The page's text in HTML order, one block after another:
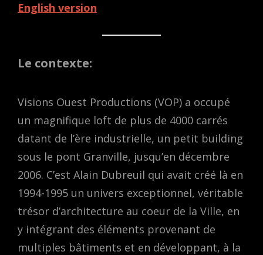
English version
Le contexte:
Visions Ouest Productions (VOP) a occupé
un magnifique loft de plus de 4000 carrés
datant de l’ère industrielle, un petit building
sous le pont Granville, jusqu’en décembre
2006. C’est Alain Dubreuil qui avait créé là en
1994-1995 un univers exceptionnel, véritable
trésor d’architecture au coeur de la Ville, en
y intégrant des éléments provenant de
multiples bâtiments et en développant, à la